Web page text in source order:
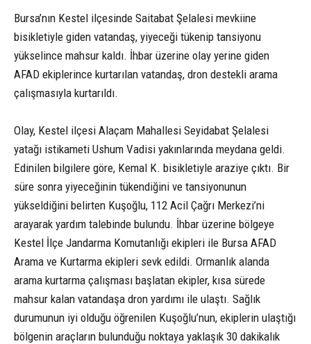
Bursa’nın Kestel ilçesinde Saitabat Şelalesi mevkiine
bisikletiyle giden vatandaş, yiyeceği tükenip tansiyonu
yükselince mahsur kaldı. İhbar üzerine olay yerine giden
AFAD ekiplerince kurtarılan vatandaş, dron destekli arama
çalışmasıyla kurtarıldı.
Olay, Kestel ilçesi Alaçam Mahallesi Seyidabat Şelalesi
yatağı istikameti Ushum Vadisi yakınlarında meydana geldi.
Edinilen bilgilere göre, Kemal K. bisikletiyle araziye çıktı. Bir
süre sonra yiyeceğinin tükendiğini ve tansiyonunun
yükseldiğini belirten Kuşoğlu, 112 Acil Çağrı Merkezi’ni
arayarak yardım talebinde bulundu. İhbar üzerine bölgeye
Kestel İlçe Jandarma Komutanlığı ekipleri ile Bursa AFAD
Arama ve Kurtarma ekipleri sevk edildi. Ormanlık alanda
arama kurtarma çalışması başlatan ekipler, kısa sürede
mahsur kalan vatandaşa dron yardımı ile ulaştı. Sağlık
durumunun iyi olduğu öğrenilen Kuşoğlu’nun, ekiplerin ulaştığı
bölgenin araçların bulunduğu noktaya yaklaşık 30 dakikalık